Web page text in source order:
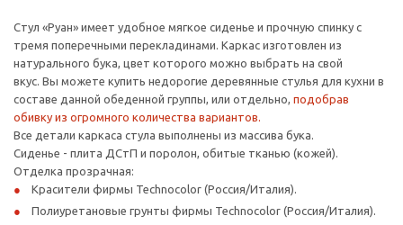
Стул «Руан» имеет удобное мягкое сиденье и прочную спинку с
тремя поперечными перекладинами. Каркас изготовлен из
натурального бука, цвет которого можно выбрать на свой
вкус. Вы можете купить недорогие деревянные стулья для кухни в
составе данной обеденной группы, или отдельно, подобрав
обивку из огромного количества вариантов.
Все детали каркаса стула выполнены из массива бука.
Сиденье - плита ДСтП и поролон, обитые тканью (кожей).
Отделка прозрачная:
Красители фирмы Technocolor (Россия/Италия).
Полиуретановые грунты фирмы Technocolor (Россия/Италия).